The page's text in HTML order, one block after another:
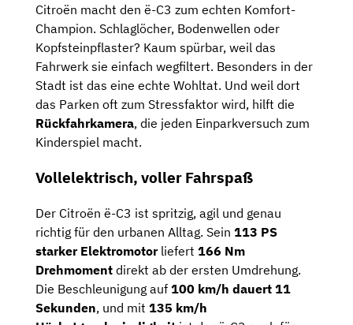
Citroën macht den ë-C3 zum echten Komfort-
Champion. Schlaglöcher, Bodenwellen oder
Kopfsteinpflaster? Kaum spürbar, weil das
Fahrwerk sie einfach wegfiltert. Besonders in der
Stadt ist das eine echte Wohltat. Und weil dort
das Parken oft zum Stressfaktor wird, hilft die
Rückfahrkamera, die jeden Einparkversuch zum
Kinderspiel macht.
Vollelektrisch, voller Fahrspaß
Der Citroën ë-C3 ist spritzig, agil und genau
richtig für den urbanen Alltag. Sein 113 PS
starker Elektromotorliefert 166 Nm
Drehmoment direkt ab der ersten Umdrehung.
Die Beschleunigung auf 100 km/h dauert 11
Sekunden, und mit 135 km/h